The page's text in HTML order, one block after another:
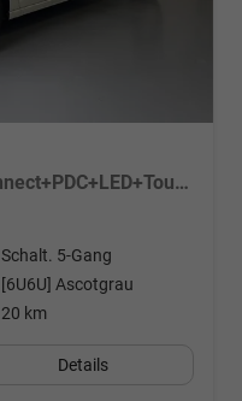
1.0 MPI Sitzheizung+AppConnect+PDC+LED+Touch+Lichtsensor+MultiLenkrad
Schalt. 5-Gang
[6U6U] Ascotgrau
20 km
Details